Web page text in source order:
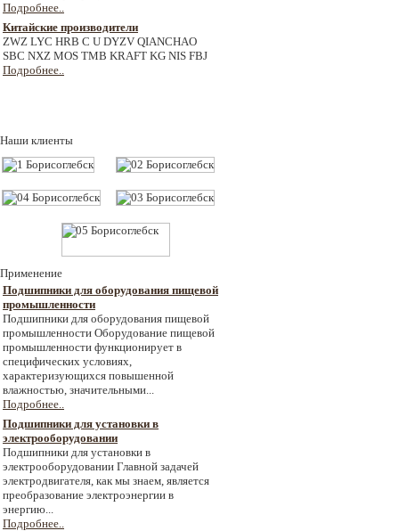
Подробнее..
Китайские производители
ZWZ LYC HRB C U DYZV QIANCHAO
SBC NXZ MOS TMB KRAFT KG NIS FBJ
Подробнее..
Наши клиенты
Применение
Подшипники для оборудования пищевой
промышленности
Подшипники для оборудования пищевой
промышленности Оборудование пищевой
промышленности функционирует в
специфических условиях,
характеризующихся повышенной
влажностью, значительными...
Подробнее..
Подшипники для установки в
электрооборудовании
Подшипники для установки в
электрооборудовании Главной задачей
электродвигателя, как мы знаем, является
преобразование электроэнергии в
энергию...
Подробнее..